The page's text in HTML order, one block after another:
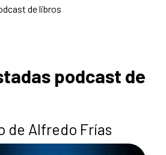
de libros
podcast de
de Alfredo Frías